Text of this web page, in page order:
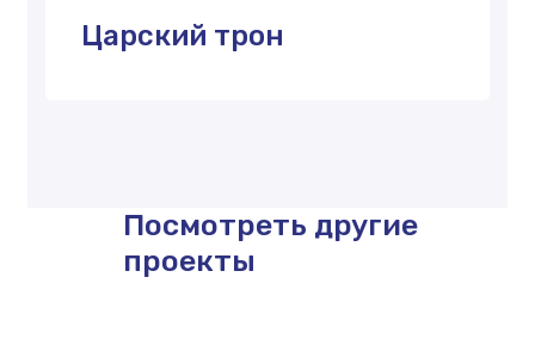
Царский трон
Посмотреть другие
проекты